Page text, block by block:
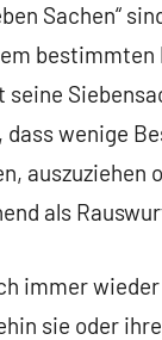
Sachen“
bestimmten
seine
dass wenige
auszuziehen
als
immer
sie oder